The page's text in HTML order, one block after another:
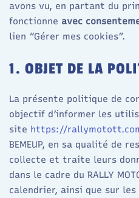
avons vu, en partant du
fonctionne avec
lien “Gérer mes cookies”.
1. OBJET DE LA
La présente politique de
objectif d’informer les
site https://
BEMEUP, en sa qualité de
collecte et traite leurs
dans le cadre du RALLY
calendrier, ainsi que sur